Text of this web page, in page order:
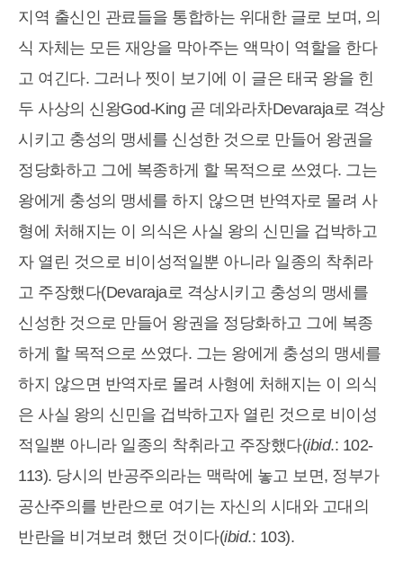
지역 출신인 관료들을 통합하는 위대한 글로 보며, 의
식 자체는 모든 재앙을 막아주는 액막이 역할을 한다
고 여긴다. 그러나 찟이 보기에 이 글은 태국 왕을 힌
두 사상의 신왕God-King 곧 데와라차Devaraja로 격상
시키고 충성의 맹세를 신성한 것으로 만들어 왕권을
정당화하고 그에 복종하게 할 목적으로 쓰였다. 그는
왕에게 충성의 맹세를 하지 않으면 반역자로 몰려 사
형에 처해지는 이 의식은 사실 왕의 신민을 겁박하고
자 열린 것으로 비이성적일뿐 아니라 일종의 착취라
고 주장했다(Devaraja로 격상시키고 충성의 맹세를
신성한 것으로 만들어 왕권을 정당화하고 그에 복종
하게 할 목적으로 쓰였다. 그는 왕에게 충성의 맹세를
하지 않으면 반역자로 몰려 사형에 처해지는 이 의식
은 사실 왕의 신민을 겁박하고자 열린 것으로 비이성
적일뿐 아니라 일종의 착취라고 주장했다(ibid.: 102-
113). 당시의 반공주의라는 맥락에 놓고 보면, 정부가
공산주의를 반란으로 여기는 자신의 시대와 고대의
반란을 비겨보려 했던 것이다(ibid.: 103).